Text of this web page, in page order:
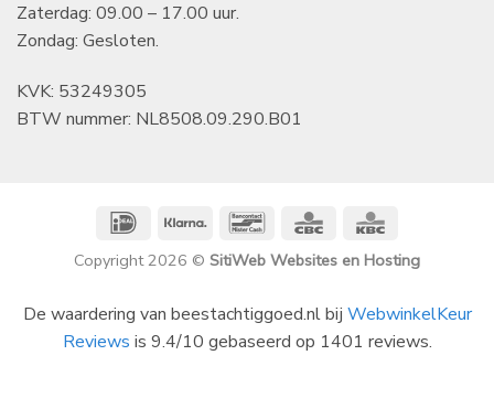
Zaterdag: 09.00 – 17.00 uur.
Zondag: Gesloten.
KVK: 53249305
BTW nummer: NL8508.09.290.B01
IDeal Klarna BancontactCBC
Copyright 2026 © SitiWeb Websites en Hosting
De waardering van beestachtiggoed.nl bij WebwinkelKeur
Reviews is 9.4/10 gebaseerd op 1401 reviews.